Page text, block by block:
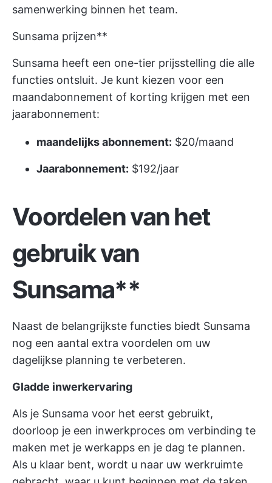
samenwerking binnen het team.
Sunsama prijzen**
Sunsama heeft een one-tier prijsstelling die alle
functies ontsluit. Je kunt kiezen voor een
maandabonnement of korting krijgen met een
jaarabonnement:
maandelijks abonnement: $20/maand
Jaarabonnement: $192/jaar
Voordelen van het
gebruik van
Sunsama**
Naast de belangrijkste functies biedt Sunsama
nog een aantal extra voordelen om uw
dagelijkse planning te verbeteren.
Gladde inwerkervaring
Als je Sunsama voor het eerst gebruikt,
doorloop je een inwerkproces om verbinding te
maken met je werkapps en je dag te plannen.
Als u klaar bent, wordt u naar uw werkruimte